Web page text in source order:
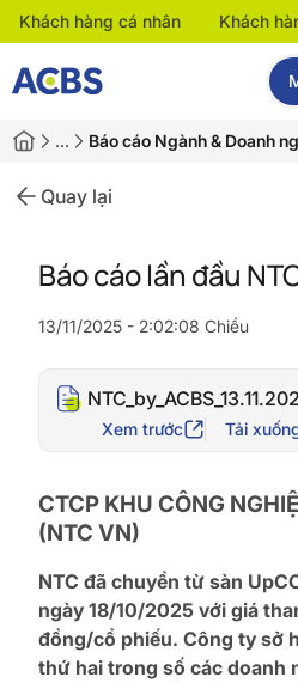
Khách hàng cá nhân Khách
… Báo cáo Ngành & Doanh
Quay lại
Báo cáo lần đầu
13/11/2025 - 2:02:08 Chiều
Xem trước Tải
CTCP KHU CÔNG
(NTC VN)
NTC đã chuyển từ sàn
ngày 18/10/2025 với giá
đồng/cổ phiếu. Công ty sở
thứ hai trong số các doanh